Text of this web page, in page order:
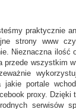
praktycznie
strony www
Nieznaczna ilość
przede wszystkim
jakie portale
proxy. Dzięki
serwisów